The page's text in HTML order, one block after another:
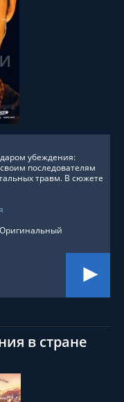
убеждения:
последователям
травм. В сюжете
в стране